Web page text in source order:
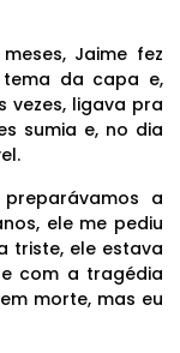
Jaime fez
tema da capa e,
vezes, ligava pra
sumia e, no dia
a
ele me pediu
triste, ele estava
com a tragédia
morte, mas eu